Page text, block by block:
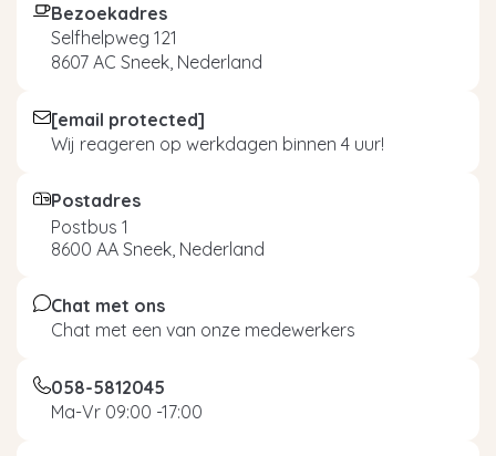
Bezoekadres
Selfhelpweg 121
8607 AC Sneek, Nederland
[email protected]
Wij reageren op werkdagen binnen 4 uur!
Postadres
Postbus 1
8600 AA Sneek, Nederland
Chat met ons
Chat met een van onze medewerkers
058-5812045
Ma-Vr 09:00 -17:00